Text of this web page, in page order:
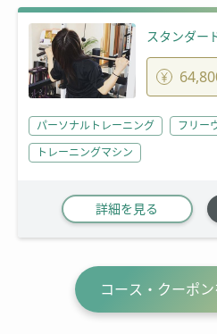
スタンダー
パーソナルトレーニング
フリー
トレーニングマシン
詳細を見る
コース・クーポ